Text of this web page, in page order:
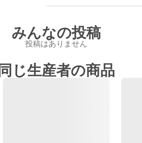
みんなの投稿
投稿はありません
同じ生産者の商品